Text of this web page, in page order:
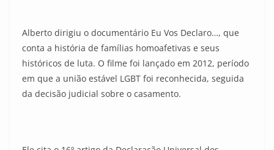
Alberto dirigiu o documentário Eu Vos Declaro…, que
conta a história de famílias homoafetivas e seus
históricos de luta. O filme foi lançado em 2012, período
em que a união estável LGBT foi reconhecida, seguida
da decisão judicial sobre o casamento.